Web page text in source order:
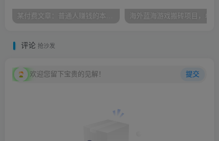
评论 抢沙发
欢迎您留下宝贵的见解！ 提交